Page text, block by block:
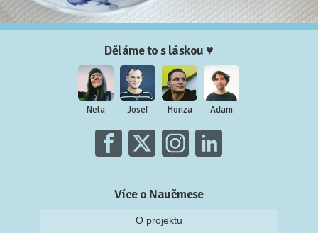
Děláme to s láskou ♥
Nela Josef Honza Adam
Více o Naučmese
O projektu